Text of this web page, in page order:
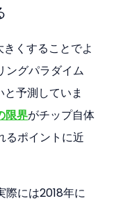
くすることでよ
ングパラダイム
と予測していま
限界がチップ自体
るポイントに近
際には2018年に